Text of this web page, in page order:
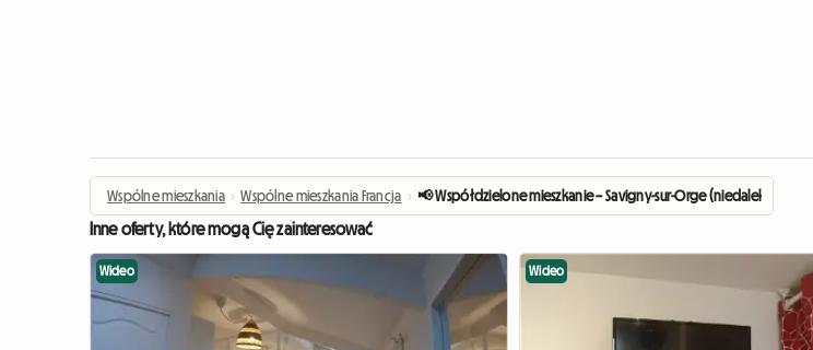
Wspólne mieszkania › Wspólne mieszkania Francja › 📢 Współdzielone mieszkanie – Savigny-sur-Orge (niedaleko Paryża)
Inne oferty, które mogą Cię zainteresować
Wideo Wideo